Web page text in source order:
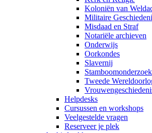
Koloniën van
Militaire
Misdaad en Straf
Notariële archieven
Onderwijs
Oorkondes
Slavernij
Stamboomonderzoek
Tweede
Helpdesks
Cursussen en workshops
Veelgestelde vragen
Reserveer je plek